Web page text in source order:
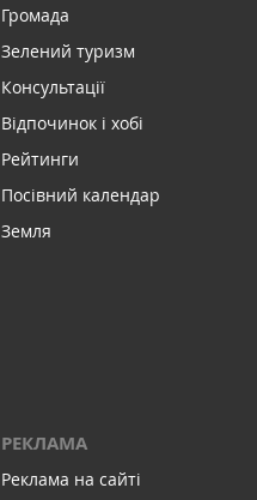
Громада
Зелений туризм
Консультації
Відпочинок і хобі
Рейтинги
Посівний календар
Земля
РЕКЛАМА
Реклама на сайті